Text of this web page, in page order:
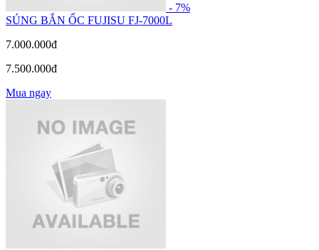
- 7%
SÚNG BẮN ỐC FUJISU FJ-7000L
7.000.000đ
7.500.000đ
Mua ngay